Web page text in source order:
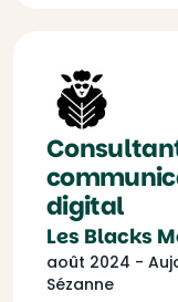
digital
Les Blacks
août 2024 -
Sézanne